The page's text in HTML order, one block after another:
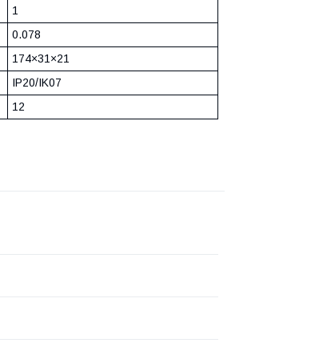
1
0.078
174×31×21
IP20/IK07
12